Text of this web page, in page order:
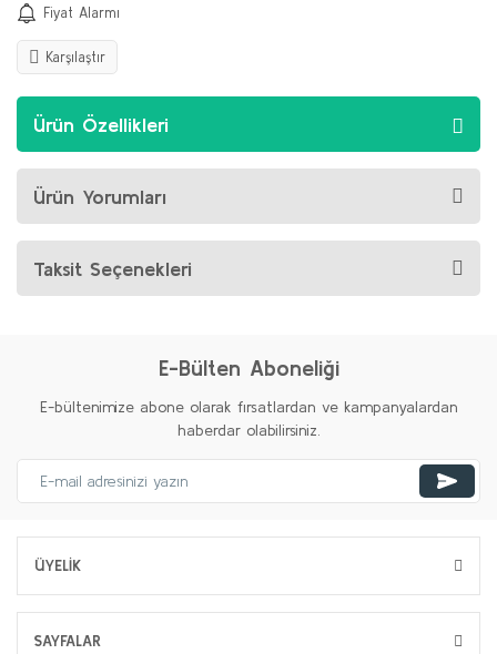
Fiyat Alarmı
Karşılaştır
Ürün Özellikleri
Ürün Yorumları
Taksit Seçenekleri
E-Bülten Aboneliği
E-bültenimize abone olarak fırsatlardan ve kampanyalardan
haberdar olabilirsiniz.
ÜYELİK
SAYFALAR